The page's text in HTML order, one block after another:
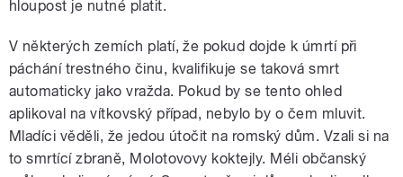
hloupost je nutné platit.
V některých zemích platí, že pokud dojde k úmrtí při
páchání trestného činu, kvalifikuje se taková smrt
automaticky jako vražda. Pokud by se tento ohled
aplikoval na vítkovský případ, nebylo by o čem mluvit.
Mladíci věděli, že jedou útočit na romský dům. Vzali si na
to smrtící zbraně, Molotovovy koktejly. Méli občanský